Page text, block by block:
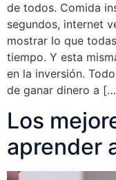
de todos. Comida
segundos, internet
mostrar lo que
tiempo. Y esta
en la inversión.
de ganar dinero a
Los
aprender